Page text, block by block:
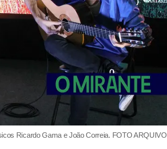
Ricardo Gama e João Correia. FOTO ARQUIVO